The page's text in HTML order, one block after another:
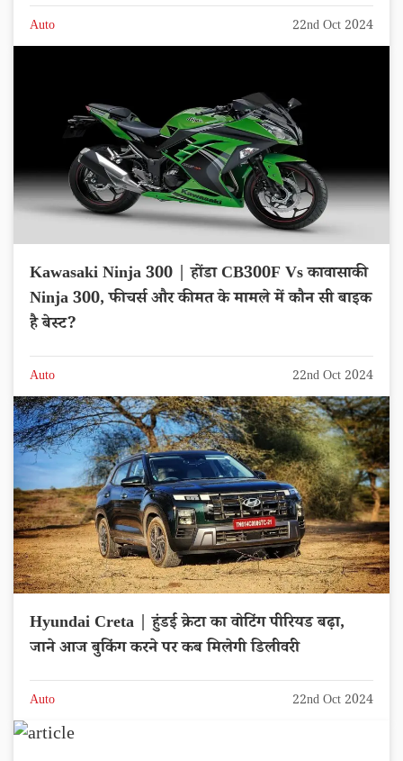
Auto 22nd Oct 2024
Kawasaki Ninja 300 | होंडा CB300F Vs कावासाकी
Ninja 300, फीचर्स और कीमत के मामले में कौन सी बाइक
है बेस्ट?
Auto 22nd Oct 2024
Hyundai Creta | हुंडई क्रेटा का वोटिंग पीरियड बढ़ा,
जाने आज बुकिंग करने पर कब मिलेगी डिलीवरी
Auto 22nd Oct 2024